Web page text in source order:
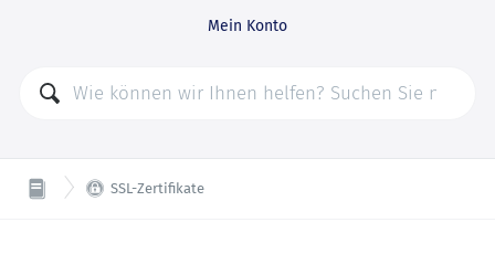
Mein Konto
 SSL-Zertifikate